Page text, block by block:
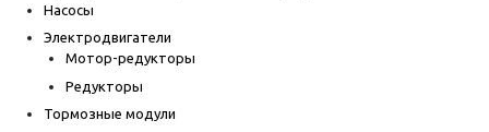
Насосы
Электродвигатели
Мотор-редукторы
Редукторы
Тормозные модули